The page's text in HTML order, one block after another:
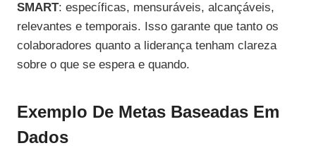
SMART: específicas, mensuráveis, alcançáveis,
relevantes e temporais. Isso garante que tanto os
colaboradores quanto a liderança tenham clareza
sobre o que se espera e quando.
Exemplo De Metas Baseadas Em
Dados